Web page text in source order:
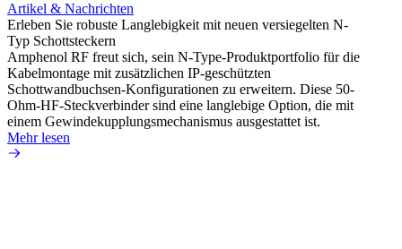
Artikel & Nachrichten
Erleben Sie robuste Langlebigkeit mit neuen versiegelten N-
Typ Schottsteckern
Amphenol RF freut sich, sein N-Type-Produktportfolio für die
Kabelmontage mit zusätzlichen IP-geschützten
Schottwandbuchsen-Konfigurationen zu erweitern. Diese 50-
Ohm-HF-Steckverbinder sind eine langlebige Option, die mit
einem Gewindekupplungsmechanismus ausgestattet ist.
Mehr lesen